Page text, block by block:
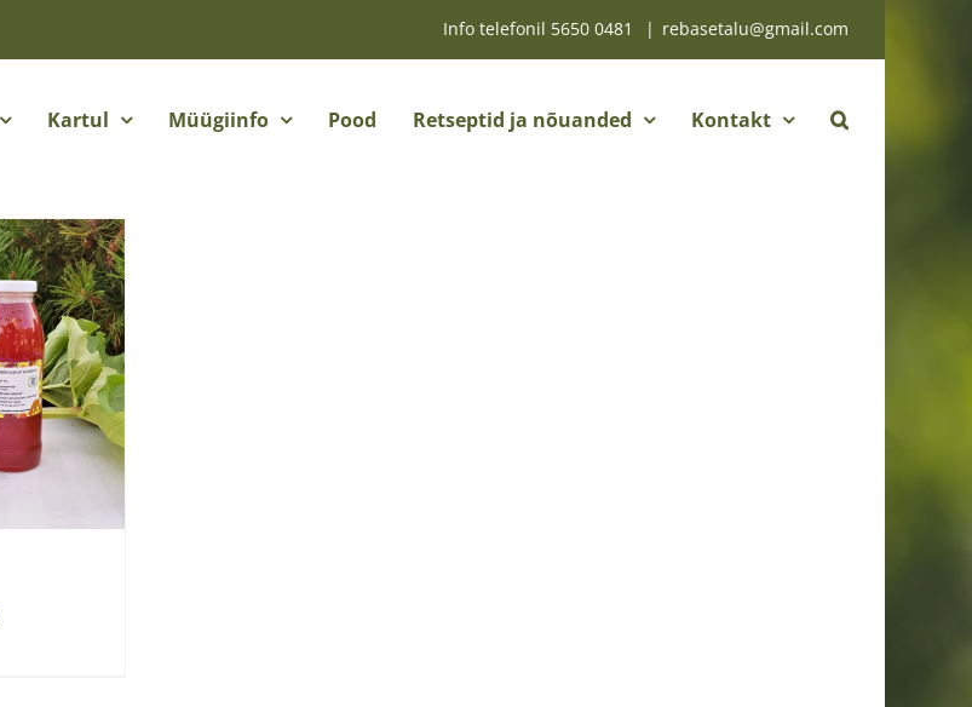
Info telefonil 5650 0481 | rebasetalu@gmail.com
Kartul Müügiinfo Pood Retseptid ja nõuanded Kontakt